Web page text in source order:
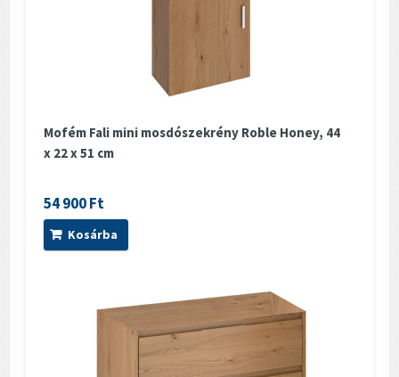
Mofém Fali mini mosdószekrény Roble Honey, 44
x 22 x 51 cm
54 900 Ft
Kosárba